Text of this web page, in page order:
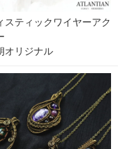
スティックワイヤーアク
オリジナル